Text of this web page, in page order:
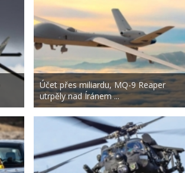
Účet přes miliardu, MQ-9 Reaper
utrpěly nad Íránem ...